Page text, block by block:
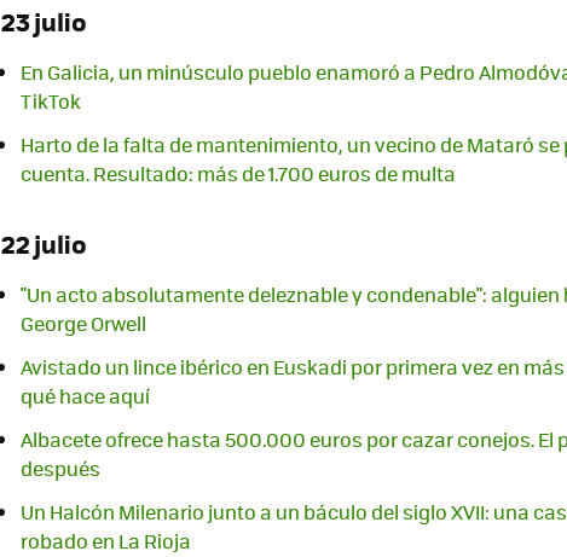
23 julio
En Galicia, un minúsculo pueblo enamoró a Pedro
TikTok
Harto de la falta de mantenimiento, un vecino de Mataró
cuenta. Resultado: más de 1.700 euros de multa
22 julio
"Un acto absolutamente deleznable y condenable":
George Orwell
Avistado un lince ibérico en Euskadi por primera vez en
qué hace aquí
Albacete ofrece hasta 500.000 euros por cazar conejos. El
después
Un Halcón Milenario junto a un báculo del siglo XVII: una
robado en La Rioja